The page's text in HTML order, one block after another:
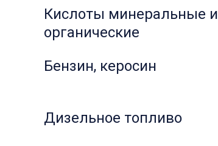
Кислоты минеральные и
органические
Бензин, керосин
Дизельное топливо